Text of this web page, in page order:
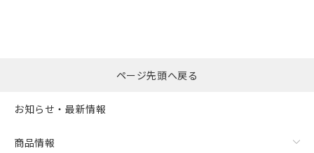
ページ先頭へ戻る
お知らせ・最新情報
商品情報